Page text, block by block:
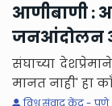
आणीबाणी :
जनआंदोलन
संघाच्या
मानत नाही' हा
विश्व संवाद केंद्र - पुणे